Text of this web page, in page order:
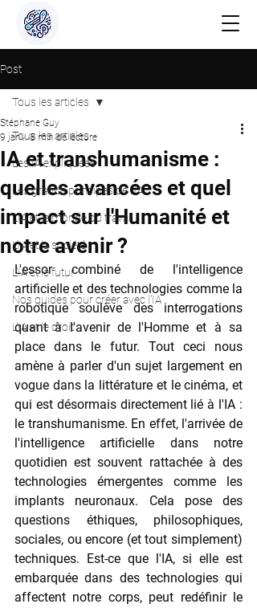
Post
Tous les articles
Les IA expliquées
Les grands principes de l'IA
L'IA et le monde du travail
L'IA et la société
L'IA et le futur
Nos guides pour créer avec l'IA
L'IA et le droit
Tous les articles
IA et transhumanisme :
quelles avancées et quel
impact sur l'Humanité et
notre avenir ?
Stéphane Guy
9 janv. 8 min de lecture
L'essor combiné de l'intelligence
artificielle et des technologies comme la
robotique soulève des interrogations
quant à l'avenir de l'Homme et à sa
place dans le futur. Tout ceci nous
amène à parler d'un sujet largement en
vogue dans la littérature et le cinéma, et
qui est désormais directement lié à l'IA :
le transhumanisme. En effet, l'arrivée de
l'intelligence artificielle dans notre
quotidien est souvent rattachée à des
technologies émergentes comme les
implants neuronaux. Cela pose des
questions éthiques, philosophiques,
sociales, ou encore (et tout simplement)
techniques. Est-ce que l'IA, si elle est
embarquée dans des technologies qui
affectent notre corps, peut redéfinir le